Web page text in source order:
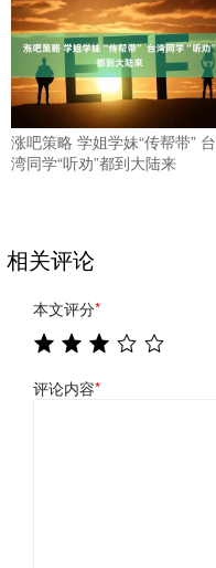
涨吧策略 学姐学妹“传帮带” 台
湾同学“听劝”都到大陆来
相关评论
本文评分*
评论内容*